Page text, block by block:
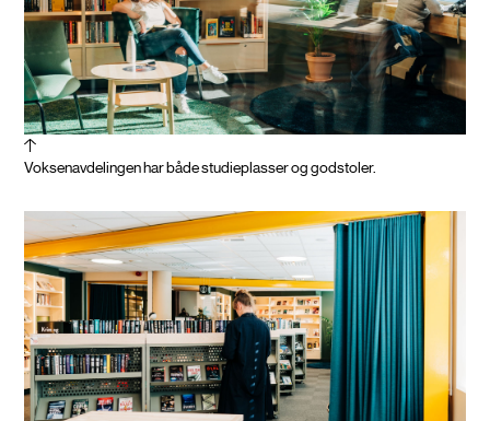
Voksenavdelingen har både studieplasser og godstoler.